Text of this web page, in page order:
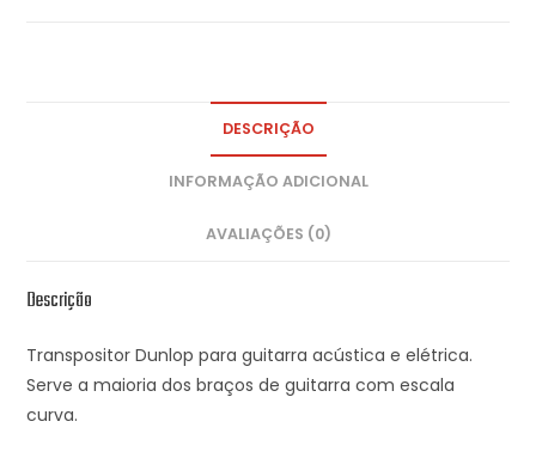
DESCRIÇÃO
INFORMAÇÃO ADICIONAL
AVALIAÇÕES (0)
Descrição
Transpositor Dunlop para guitarra acústica e elétrica.
Serve a maioria dos braços de guitarra com escala
curva.